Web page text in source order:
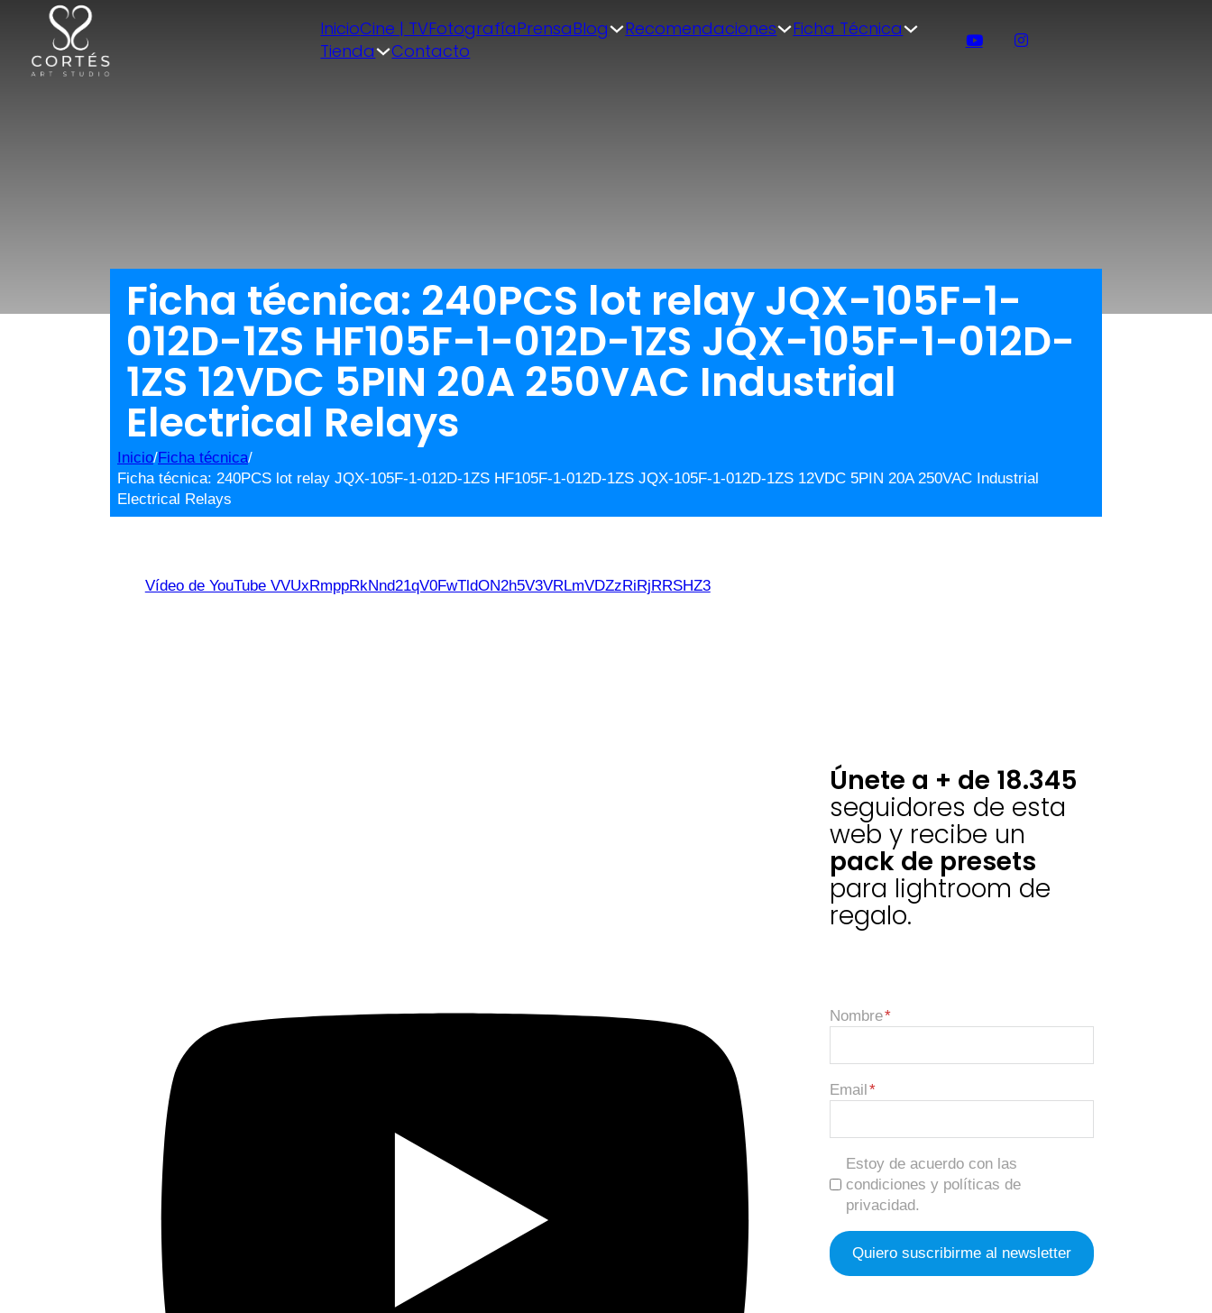
InicioCine | TVFotografíaPrensaBlog Recomendaciones
Ficha Técnica
Tienda
Contacto
Ficha técnica: 240PCS lot relay JQX-105F-1-
012D-1ZS HF105F-1-012D-1ZS JQX-105F-1-012D-
1ZS 12VDC 5PIN 20A 250VAC Industrial
Electrical Relays
Inicio/Ficha técnica/
Ficha técnica: 240PCS lot relay JQX-105F-1-012D-1ZS HF105F-1-012D-1ZS JQX-105F-1-012D-1ZS 12VDC 5PIN 20A 250VAC Industrial
Electrical Relays
Vídeo de YouTube VVUxRmppRkNnd21qV0FwTldON2h5V3VRLmVDZzRiRjRRSHZ3
Únete a + de 18.345
seguidores de esta
web y recibe un
pack de presets
para lightroom de
regalo.
Nombre
Email
Estoy de acuerdo con las
condiciones y políticas de
privacidad.